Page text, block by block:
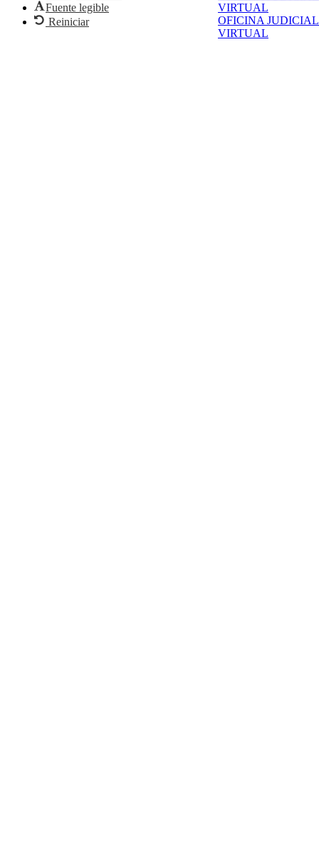
VIRTUAL
OFICINA JUDICIAL
VIRTUAL
Fuente legible
Reiniciar